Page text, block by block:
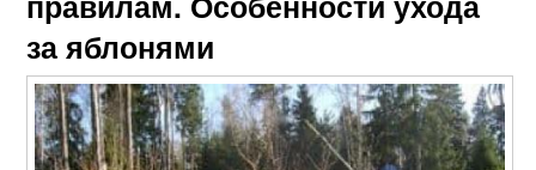
за яблонями